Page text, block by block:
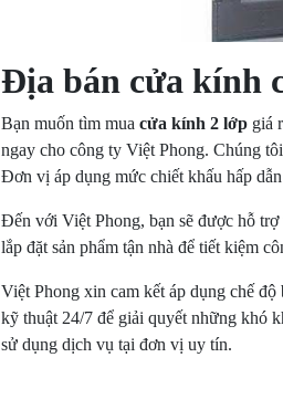
Địa bán cửa kính
Bạn muốn tìm mua cửa kính 2 lớp giá
ngay cho công ty Việt Phong. Chúng
Đơn vị áp dụng mức chiết khấu hấp
Đến với Việt Phong, bạn sẽ được hỗ
lắp đặt sản phẩm tận nhà để tiết kiệm
Việt Phong xin cam kết áp dụng chế độ
kỹ thuật 24/7 để giải quyết những khó
sử dụng dịch vụ tại đơn vị uy tín.